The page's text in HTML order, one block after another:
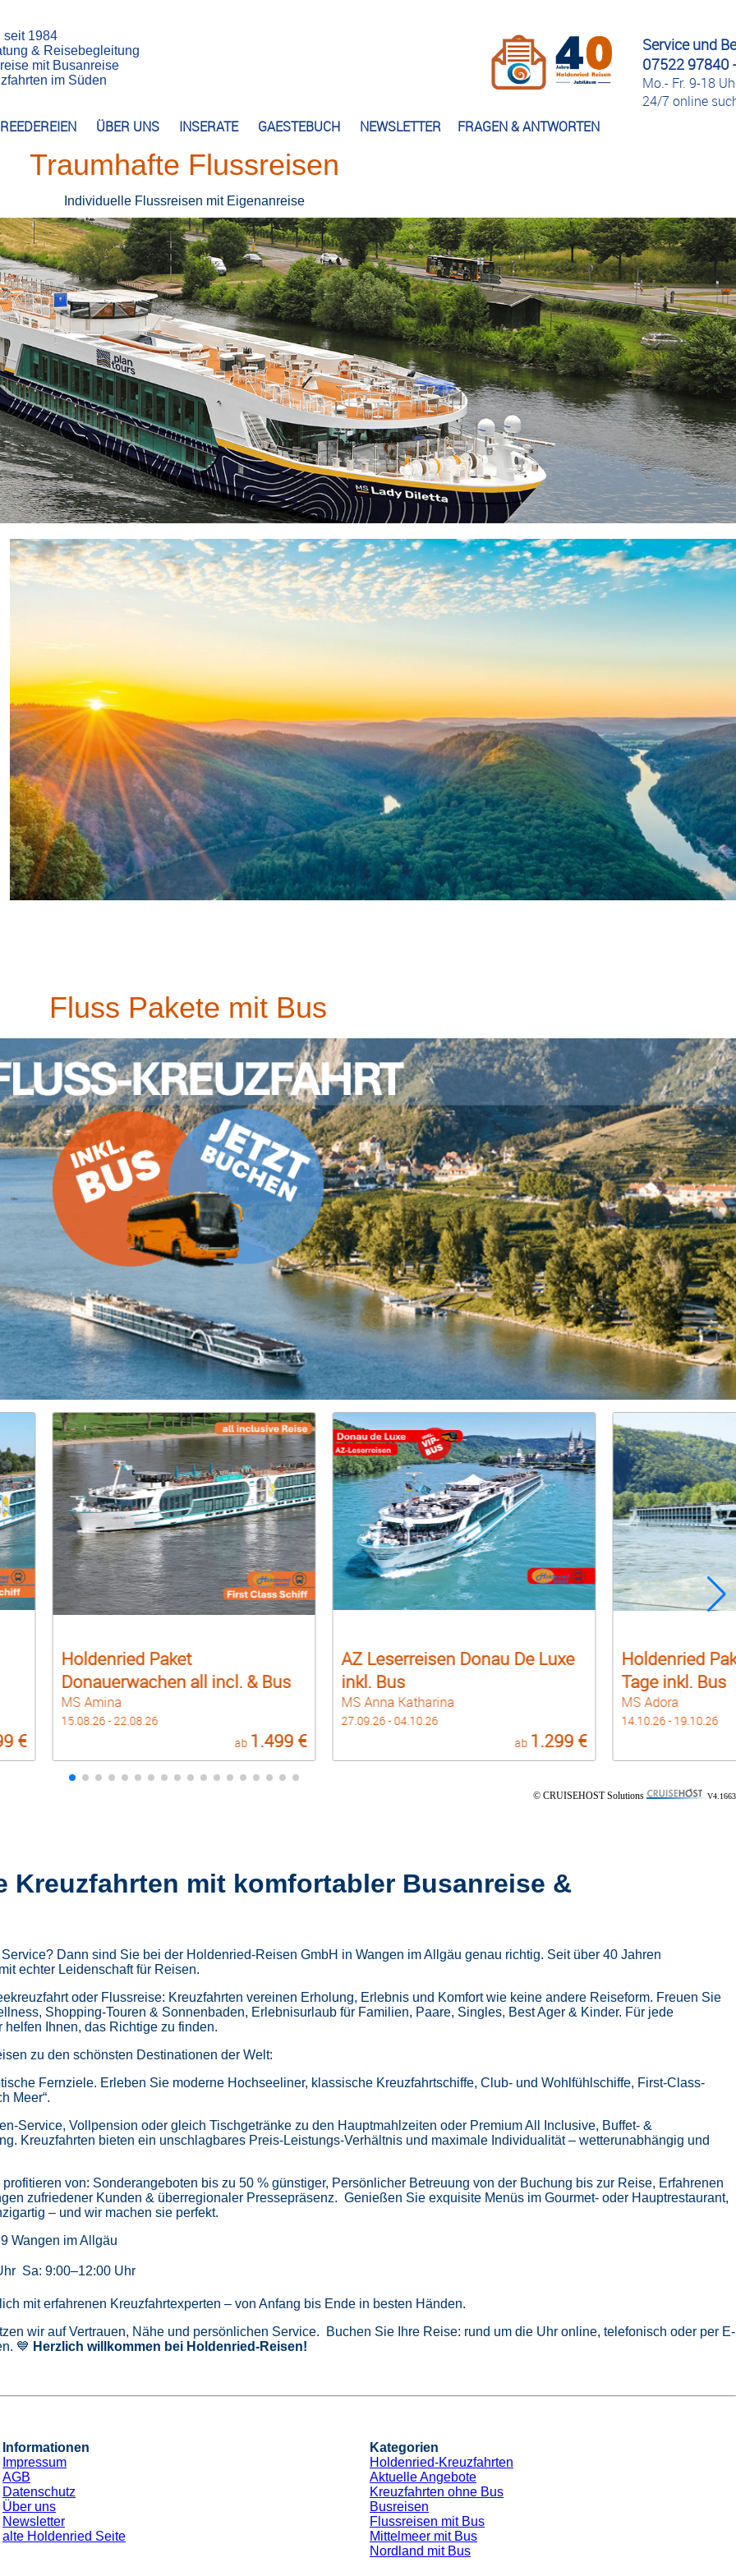
REEDEREIEN ÜBER UNS INSERATE GAESTEBUCH NEWSLETTER FRAGEN & ANTWORTEN
Service und
07522 97840
Mo.- Fr. 9-18
24/7 online
seit 1984
& Reisebegleitung
mit Busanreise
im Süden
Traumhafte Flussreisen
Individuelle Flussreisen mit Eigenanreise
Fluss Pakete mit Bus
Bus
1.499 €
AZ Leserreisen Donau De Luxe
inkl. Bus
MS Anna Katharina
27.09.26 - 04.10.26
ab1.299 €
Holdenried Paket Donauflair 6
Tage inkl. Bus
MS Adora
14.10.26 - 19.10.26
ab699 €
Mosel
MS Alisa
24.10.26 -
© CRUISEHOST Solutions V4.1663
Kreuzfahrten mit komfortabler Busanreise &
Dann sind Sie bei der Holdenried-Reisen GmbH in Wangen im Allgäu genau richtig. Seit über 40 Jahren
echter Leidenschaft für Reisen.
oder Flussreise: Kreuzfahrten vereinen Erholung, Erlebnis und Komfort wie keine andere Reiseform. Freuen Sie
Shopping-Touren & Sonnenbaden, Erlebnisurlaub für Familien, Paare, Singles, Best Ager & Kinder. Für jede
Ihnen, das Richtige zu finden.
zu den schönsten Destinationen der Welt:
Fernziele. Erleben Sie moderne Hochseeliner, klassische Kreuzfahrtschiffe, Club- und Wohlfühlschiffe, First-Class-
Meer“.
Service, Vollpension oder gleich Tischgetränke zu den Hauptmahlzeiten oder Premium All Inclusive, Buffet- &
Kreuzfahrten bieten ein unschlagbares Preis-Leistungs-Verhältnis und maximale Individualität – wetterunabhängig und
von: Sonderangeboten bis zu 50 % günstiger, Persönlicher Betreuung von der Buchung bis zur Reise, Erfahrenen
zufriedener Kunden & überregionaler Pressepräsenz. Genießen Sie exquisite Menüs im Gourmet- oder Hauptrestaurant,
– und wir machen sie perfekt.
Wangen im Allgäu
Sa: 9:00–12:00 Uhr
mit erfahrenen Kreuzfahrtexperten – von Anfang bis Ende in besten Händen.
wir auf Vertrauen, Nähe und persönlichen Service. Buchen Sie Ihre Reise: rund um die Uhr online, telefonisch oder per E-
💙 Herzlich willkommen bei Holdenried-Reisen!
Informationen
Impressum
AGB
Datenschutz
Über uns
Newsletter
alte Holdenried Seite
Kategorien
Holdenried-Kreuzfahrten
Aktuelle Angebote
Kreuzfahrten ohne Bus
Busreisen
Flussreisen mit Bus
Mittelmeer mit Bus
Nordland mit Bus